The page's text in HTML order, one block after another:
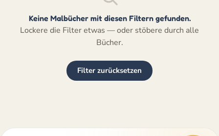
Keine Malbücher mit diesen Filtern gefunden.
Lockere die Filter etwas — oder stöbere durch alle
Bücher.
Filter zurücksetzen